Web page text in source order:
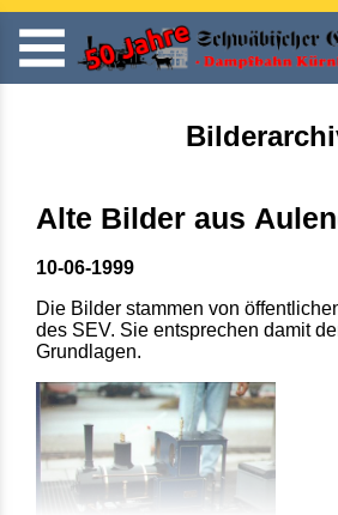
Alte Bilder aus
10-06-1999
Die Bilder stammen von
des SEV. Sie entsprechen damit
Grundlagen.